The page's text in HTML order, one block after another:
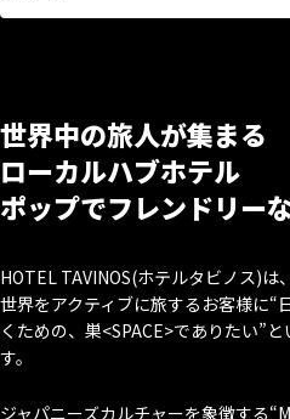
世界中の旅人が集まる
ローカルハブホテル
ポップでフレンドリー
HOTEL TAVINOS(ホテルタビノス)は、
世界をアクティブに旅するお客様に“
くための、 巣<SPACE>でありたい”
す。
ジャパニーズカルチャーを象徴する